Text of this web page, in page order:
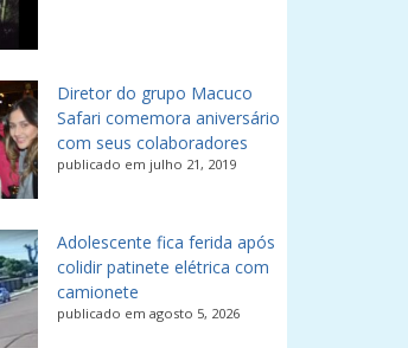
Diretor do grupo Macuco
Safari comemora aniversário
com seus colaboradores
publicado em julho 21, 2019
Adolescente fica ferida após
colidir patinete elétrica com
camionete
publicado em agosto 5, 2026